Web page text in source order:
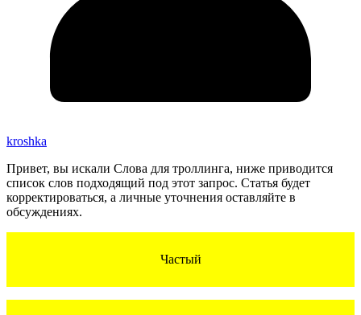
kroshka
Привет, вы искали Слова для троллинга, ниже приводится
список слов подходящий под этот запрос. Статья будет
корректироваться, а личные уточнения оставляйте в
обсуждениях.
Частый